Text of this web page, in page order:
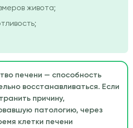
живота;
печени — способность
восстанавливаться. Если
причину,
патологию, через
клетки печени